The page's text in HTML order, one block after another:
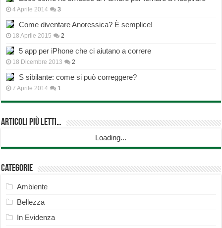
4 Aprile 2014 3
Come diventare Anoressica? È semplice!
18 Aprile 2015 2
5 app per iPhone che ci aiutano a correre
18 Dicembre 2013 2
S sibilante: come si può correggere?
7 Aprile 2014 1
Articoli più Letti…
Loading...
Categorie
Ambiente
Bellezza
In Evidenza